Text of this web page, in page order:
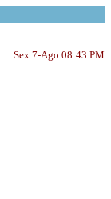
Sex 7-Ago 08:43 PM